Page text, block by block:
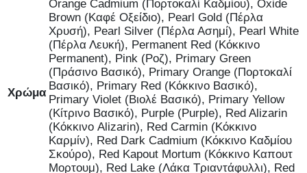
Χρώμα
Orange Cadmium (Πορτοκαλί Καδμίου), Oxide
Brown (Καφέ Οξείδιο), Pearl Gold (Πέρλα
Χρυσή), Pearl Silver (Πέρλα Ασημί), Pearl White
(Πέρλα Λευκή), Permanent Red (Κόκκινο
Permanent), Pink (Ροζ), Primary Green
(Πράσινο Βασικό), Primary Orange (Πορτοκαλί
Βασικό), Primary Red (Κόκκινο Βασικό),
Primary Violet (Βιολέ Βασικό), Primary Yellow
(Κίτρινο Βασικό), Purple (Purple), Red Alizarin
(Κόκκινο Alizarin), Red Carmin (Κόκκινο
Καρμίν), Red Dark Cadmium (Κόκκινο Καδμίου
Σκούρο), Red Kapout Mortum (Κόκκινο Καπουτ
Μορτουμ), Red Lake (Λάκα Τριαντάφυλλι), Red